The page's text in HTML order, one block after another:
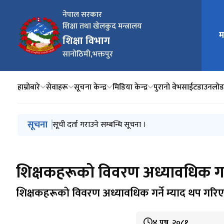
नेपाल सरकार
शिक्षा तथा खेलकुद मन्त्रालय
शिक्षा विभाग
सानोठिमी,भक्तपुर
मुख्य
हाम्रोबारे सेवाहरू सूचना केन्द्र मिडिया केन्द्र पुरानो वेभसाईट
मुख्य नेभिगेसनमा जानुहोस्
सूचना विद्यार्थी विवरण सत्यापन गर्ने सम्बन्धमा ।
सूची दर्ता गराउने सम्बन्धि सूचना ।
सेवाकालिन तालिम सम्बन्धी सूचना ।
नपुग तलब भत्ता सम्बन्धमा ।
मनसुनजन्य विपद्को क्षति न्यूनीकरण तथा पुनर्लाभका लागि
शिक्षकहरूकाे विवरण अध्यावधिक
शिक्षकहरूकाे विवरण अध्यावधिक गर्ने म्याद थप